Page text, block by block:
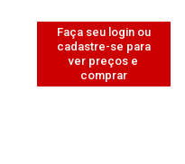
Faça seu login ou
cadastre-se para
ver preços e
comprar